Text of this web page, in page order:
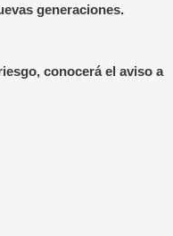
generaciones.
conocerá el aviso a